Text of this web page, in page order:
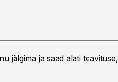
jälgima ja saad alati